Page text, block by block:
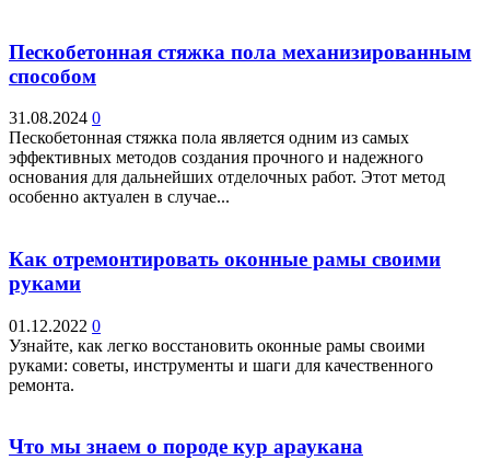
Пескобетонная стяжка пола механизированным
способом
31.08.2024 0
Пескобетонная стяжка пола является одним из самых
эффективных методов создания прочного и надежного
основания для дальнейших отделочных работ. Этот метод
особенно актуален в случае...
Как отремонтировать оконные рамы своими
руками
01.12.2022 0
Узнайте, как легко восстановить оконные рамы своими
руками: советы, инструменты и шаги для качественного
ремонта.
Что мы знаем о породе кур араукана